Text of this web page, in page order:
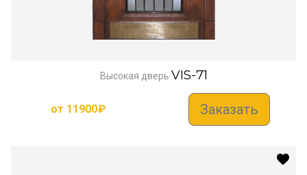
Высокая дверь VIS-71
от 11900₽ Заказать